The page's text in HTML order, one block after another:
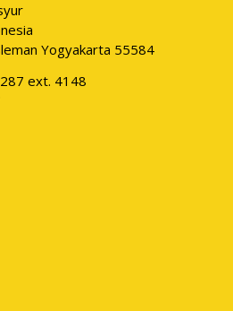
Yogyakarta 55584
ext. 4148